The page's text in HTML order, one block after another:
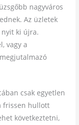
nagyváros
Az üzletek
nyit ki újra.
vagy a
csak egyetlen
frissen hullott
következtetni,